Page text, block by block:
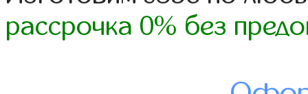
рассрочка 0% без